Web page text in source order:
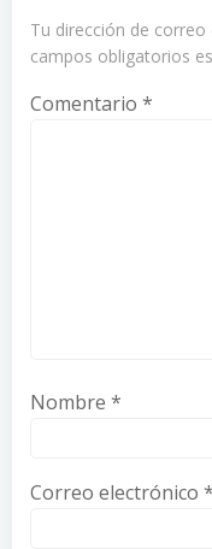
Tu dirección de
campos obligatorios
Comentario *
Nombre *
Correo electrónico *